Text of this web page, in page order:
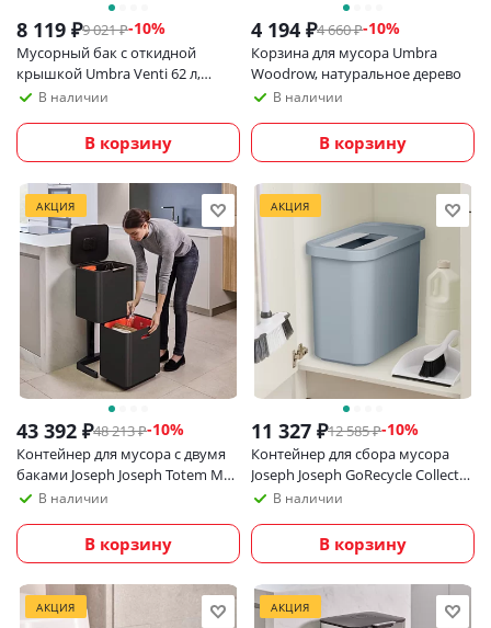
8 119 ₽9 021₽-10%
Мусорный бак с откидной
крышкой Umbra Venti 62 л,
серый/никель
В наличии
В корзину
4 194 ₽4 660₽-10%
Корзина для мусора Umbra
Woodrow, натуральное дерево
В наличии
В корзину
АКЦИЯ
43 392 ₽48 213₽-10%
Контейнер для мусора с двумя
баками Joseph Joseph Totem Max
60 литров, черный карбон
В наличии
В корзину
АКЦИЯ
11 327 ₽12 585₽-10%
Контейнер для сбора мусора
Joseph Joseph GoRecycle Collector
32 литра
В наличии
В корзину
АКЦИЯ АКЦИЯ